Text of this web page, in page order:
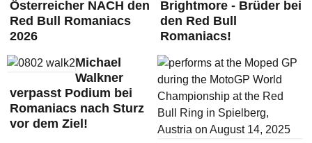
Österreicher NACH den
Red Bull Romaniacs
2026
Brightmore - Brüder bei
den Red Bull
Romaniacs!
Michael
Walkner
verpasst Podium bei
Romaniacs nach Sturz
vor dem Ziel!